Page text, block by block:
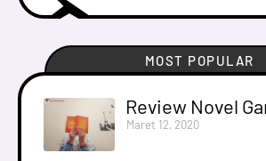
MOST POPULAR
Review Novel
Maret 12, 2020